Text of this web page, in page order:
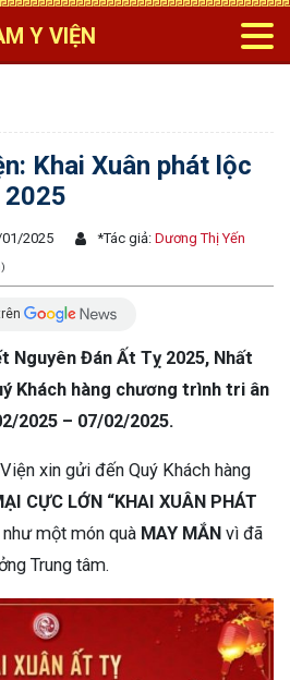
Y VIỆN
Khai Xuân phát lộc
2025
2025 *Tác giả: Dương Thị Yến
Nguyên Đán Ất Tỵ 2025, Nhất
Khách hàng chương trình tri ân
2025 – 07/02/2025.
xin gửi đến Quý Khách hàng
CỰC LỚN “KHAI XUÂN PHÁT
như một món quà MAY MẮN vì đã
Trung tâm.